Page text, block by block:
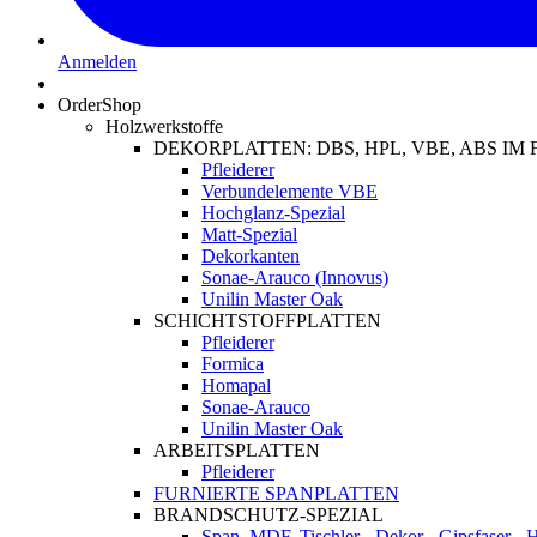
Anmelden
OrderShop
Holzwerkstoffe
DEKORPLATTEN: DBS, HPL, VBE, ABS IM
Pfleiderer
Verbundelemente VBE
Hochglanz-Spezial
Matt-Spezial
Dekorkanten
Sonae-Arauco (Innovus)
Unilin Master Oak
SCHICHTSTOFFPLATTEN
Pfleiderer
Formica
Homapal
Sonae-Arauco
Unilin Master Oak
ARBEITSPLATTEN
Pfleiderer
FURNIERTE SPANPLATTEN
BRANDSCHUTZ-SPEZIAL